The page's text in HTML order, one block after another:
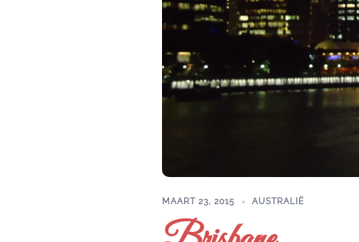
MAART 23, 2015 AUSTRALIË